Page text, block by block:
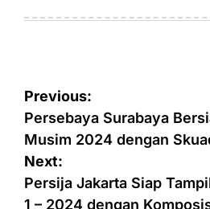
Navigasi
pos
Previous:
Persebaya Surabaya
Musim 2024 dengan
Next:
Persija Jakarta Siap
1 – 2024 dengan